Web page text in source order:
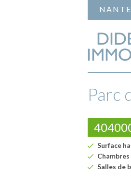
Parc
Surface
Chambres
Salles de